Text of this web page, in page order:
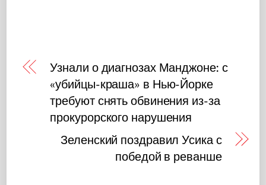
Узнали о диагнозах Манджоне: с
«убийцы-краша» в Нью-Йорке
требуют снять обвинения из-за
прокурорского нарушения
Зеленский поздравил Усика с
победой в реванше